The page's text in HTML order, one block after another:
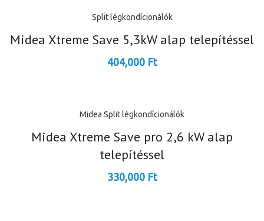
Split légkondícionálók
Midea Xtreme Save 5,3kW alap telepítéssel
404,000 Ft
Midea Split légkondícionálók
Midea Xtreme Save pro 2,6 kW alap
telepítéssel
330,000 Ft